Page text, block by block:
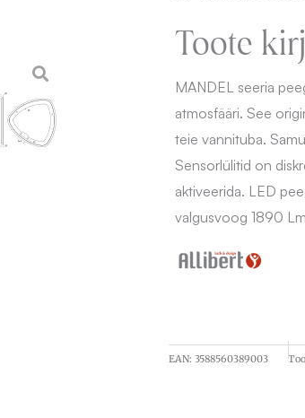
Toote
MANDEL seeria
atmosfääri. See
teie vannituba.
Sensorlülitid on
aktiveerida. LED
valgusvoog 1890
EAN: 3588560389003